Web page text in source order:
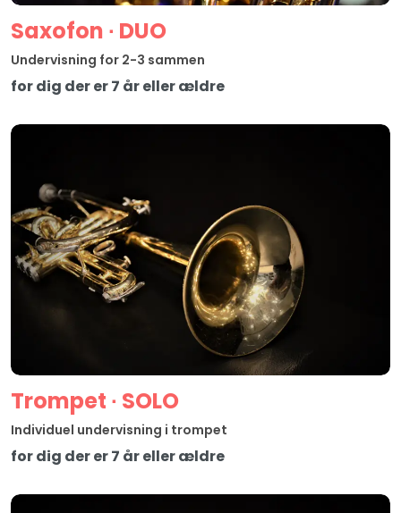
Saxofon ∙ DUO
Undervisning for 2-3 sammen
for dig der er 7 år eller ældre
Trompet ∙ SOLO
Individuel undervisning i trompet
for dig der er 7 år eller ældre